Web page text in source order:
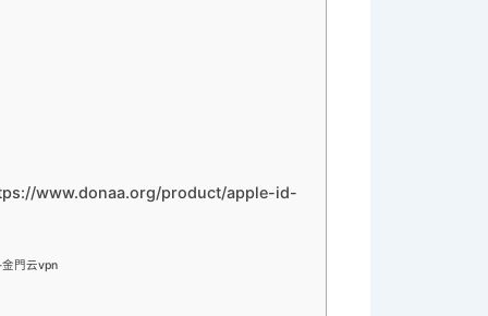
www.donaa.org/product/apple-id-
門云vpn